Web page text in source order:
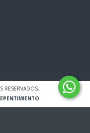
RESERVADOS.